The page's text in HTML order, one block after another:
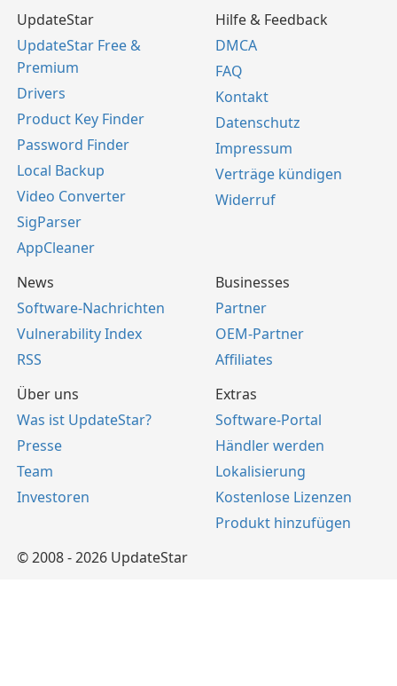
UpdateStar
UpdateStar Free &
Premium
Drivers
Product Key Finder
Password Finder
Local Backup
Video Converter
SigParser
AppCleaner
Hilfe & Feedback
DMCA
FAQ
Kontakt
Datenschutz
Impressum
Verträge kündigen
Widerruf
News
Software-Nachrichten
Vulnerability Index
RSS
Businesses
Partner
OEM-Partner
Affiliates
Über uns
Was ist UpdateStar?
Presse
Team
Investoren
Extras
Software-Portal
Händler werden
Lokalisierung
Kostenlose Lizenzen
Produkt hinzufügen
© 2008 - 2026 UpdateStar